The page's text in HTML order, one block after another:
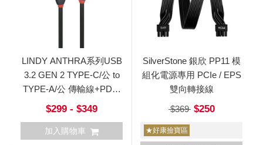
LINDY ANTHRA系列USB
3.2 GEN 2 TYPE-C/公 to
TYPE-A/公 傳輸線+PD智
能電流晶片
$299 - $349
加入購物車
SilverStone 銀欣 PP11 模
組化電源專用 PCIe / EPS
雙向轉接線
$369$250
★好康撿寶區